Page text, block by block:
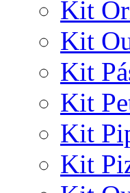
Kit
Kit
Kit
Kit
Kit
Kit